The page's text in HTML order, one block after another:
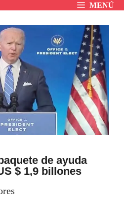
MENÚ
de ayuda
$ 1,9 billones